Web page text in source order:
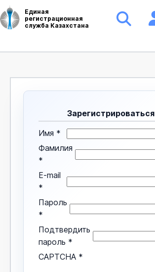
Единая
регистрационная
служба Казахстана
Зарегистрироваться
Имя *
Фамилия
*
E-mail
*
Пароль
*
Подтвердить
пароль *
CAPTCHA *